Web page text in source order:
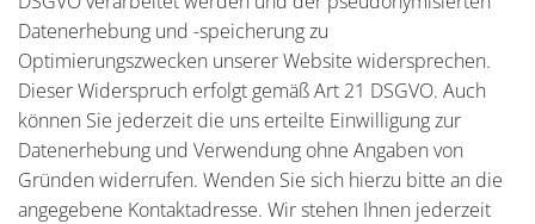
Datenerhebung und -speicherung zu
Optimierungszwecken unserer Website widersprechen.
Dieser Widerspruch erfolgt gemäß Art 21 DSGVO. Auch
können Sie jederzeit die uns erteilte Einwilligung zur
Datenerhebung und Verwendung ohne Angaben von
Gründen widerrufen. Wenden Sie sich hierzu bitte an die
angegebene Kontaktadresse. Wir stehen Ihnen jederzeit